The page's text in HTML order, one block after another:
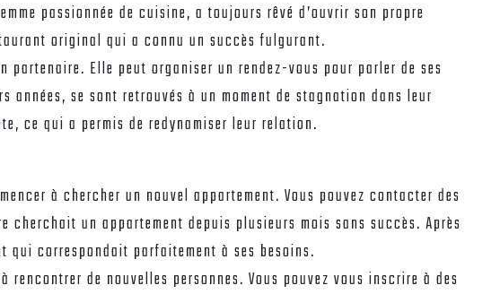
passionnée de cuisine, a toujours rêvé d’ouvrir son propre
original qui a connu un succès fulgurant.
partenaire. Elle peut organiser un rendez-vous pour parler de ses
se sont retrouvés à un moment de stagnation dans leur
ce qui a permis de redynamiser leur relation.
à chercher un nouvel appartement. Vous pouvez contacter des
un appartement depuis plusieurs mois sans succès. Après
qui correspondait parfaitement à ses besoins.
de nouvelles personnes. Vous pouvez vous inscrire à des